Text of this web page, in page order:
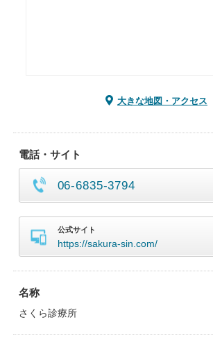
大きな地図・アクセス
電話・サイト
06-6835-3794
公式サイト
https://sakura-sin.com/
名称
さくら診療所